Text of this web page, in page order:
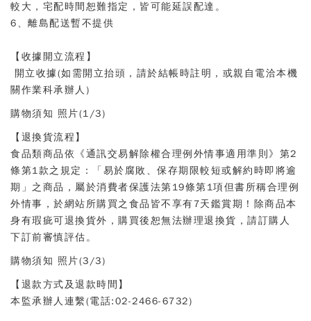
較大，宅配時間恕難指定，皆可能延誤配達。
6、離島配送暫不提供
【收據開立流程】
開立收據(如需開立抬頭，請於結帳時註明，或親自電洽本機
關作業科承辦人)
【退換貨流程】
食品類商品依《通訊交易解除權合理例外情事適用準則》第2
條第1款之規定：「易於腐敗、保存期限較短或解約時即將逾
期」之商品，屬於消費者保護法第19條第1項但書所稱合理例
外情事，於網站所購買之食品皆不享有7天鑑賞期！除商品本
身有瑕疵可退換貨外，購買後恕無法辦理退換貨，請訂購人
下訂前審慎評估。
【退款方式及退款時間】
本監承辦人連繫(電話:02-2466-6732)